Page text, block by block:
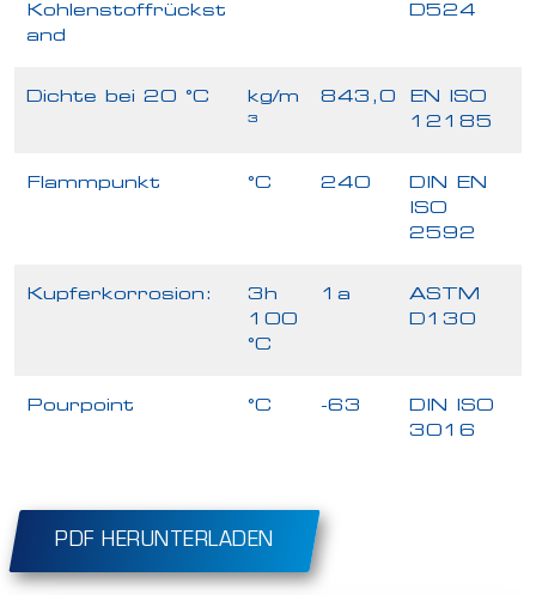
Kohlenstoffrückst
and
D524
Dichte bei 20 °C
kg/m
³
843,0
EN ISO
12185
Flammpunkt °C 240
DIN EN
ISO
2592
Kupferkorrosion:
3h
100
°C
1a
ASTM
D130
Pourpoint °C -63
DIN ISO
3016
PDF HERUNTERLADEN